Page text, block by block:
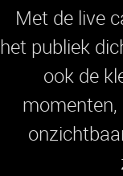
Met de live
het publiek
ook de